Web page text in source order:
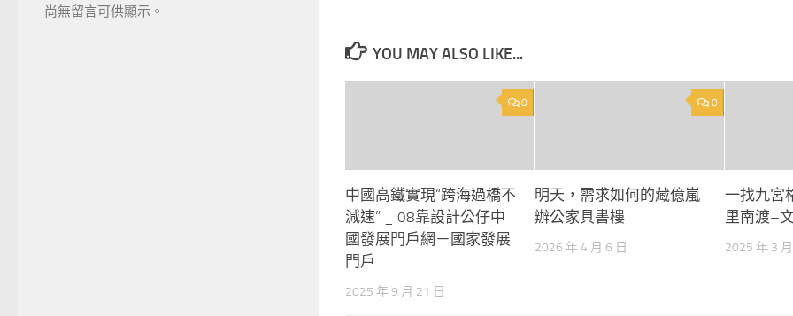
YOU MAY ALSO LIKE...
0
中國高鐵實現“跨海過橋不
減速” _ 08靠設計公仔中
國發展門戶網－國家發展
門戶
2025 年 9 月 21 日
0
明天，需求如何的藏億嵐
辦公家具書樓
2026 年 4 月 6 日
一找九宮
里南渡–
2025 年 3
尚無留言可供顯示。